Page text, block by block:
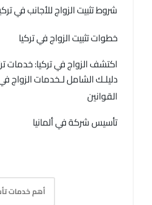
شروط تثبيت الزواج للأجانب في
خطوات تثبيت الزواج في تركيا
اكتشف الزواج في تركيا: خدمات
دليلـك الشامل لـخدمات الزواج في
القوانين
تأسيس شركة في ألمانيا
أهم خدمات